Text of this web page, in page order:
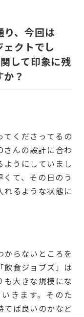
り、今回は
クトでし
して印象に残
？
てくださってるの
んの設計に合わ
うにしていまし
くて、その日のう
れるような状態に
からないところを
飲食ジョブズ」は
も大きな規模にな
きます。そのた
てば良いのかなど